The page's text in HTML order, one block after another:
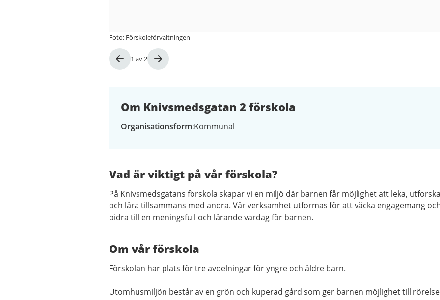
Bild
1 av2
Foto: Förskoleförvaltningen
Om Knivsmedsgatan 2 förskola
Organisationsform Kommunal
Vad är viktigt på vår förskola?
På Knivsmedsgatans förskola skapar vi en miljö där barnen får möjlighet att leka, utforska
och lära tillsammans med andra. Vår verksamhet utformas för att väcka engagemang
bidra till en meningsfull och lärande vardag för barnen.
Om vår förskola
Förskolan har plats för tre avdelningar för yngre och äldre barn.
Utomhusmiljön består av en grön och kuperad gård som ger barnen möjlighet till